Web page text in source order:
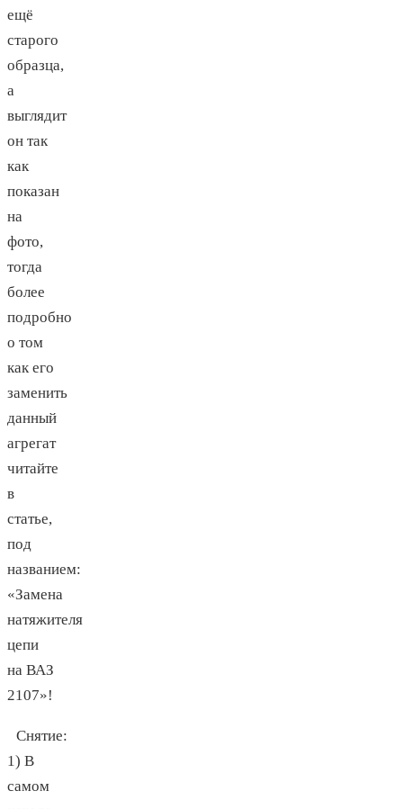
ещё
старого
образца,
а
выглядит
он так
как
показан
на
фото,
тогда
более
подробно
о том
как его
заменить
данный
агрегат
читайте
в
статье,
под
названием:
«Замена
натяжителя
цепи
на ВАЗ
2107»!
Снятие:
1) В
самом